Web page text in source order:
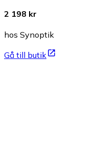
2 198 kr
hos Synoptik
Gå till butik